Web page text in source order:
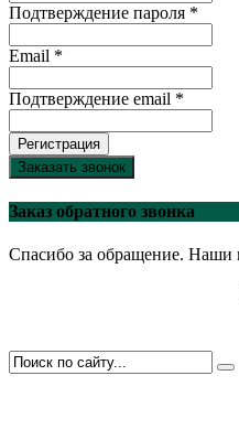
Подтверждение пароля *
Email *
Подтверждение email *
Регистрация
Заказать звонок
Заказ обратного звонка
Спасибо за обращение. Наши